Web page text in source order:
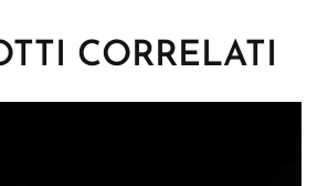
CORRELATI